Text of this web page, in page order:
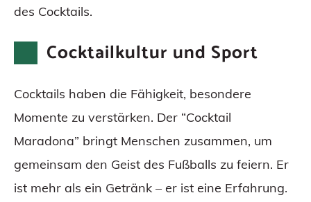
des Cocktails.
Cocktailkultur und Sport
Cocktails haben die Fähigkeit, besondere
Momente zu verstärken. Der “Cocktail
Maradona” bringt Menschen zusammen, um
gemeinsam den Geist des Fußballs zu feiern. Er
ist mehr als ein Getränk – er ist eine Erfahrung.